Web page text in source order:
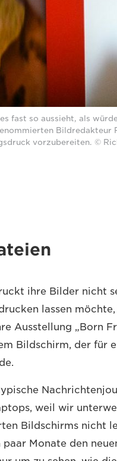
fast so aussieht, als
Bildredakteur
vorzubereiten. ©
ihre Bilder nicht
lassen
Ausstellung „Born
Bildschirm, der für
weil wir
Bildschirms nicht
Monate den